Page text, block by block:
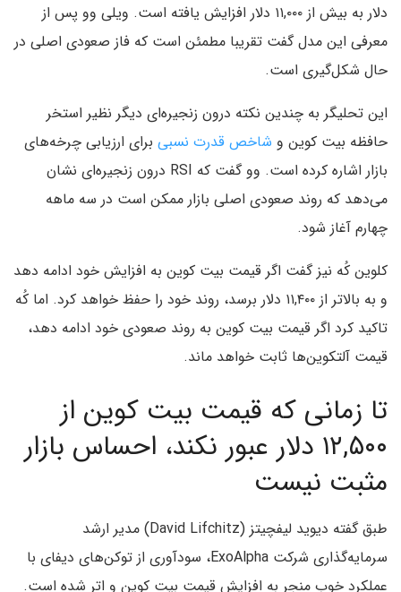
دلار به بیش از ۱۱,۰۰۰ دلار افزایش یافته است. ویلی وو پس از
معرفی این مدل گفت تقریبا مطمئن است که فاز صعودی اصلی در
حال شکل‌گیری است.
این تحلیگر به چندین نکته درون زنجیره‌ای دیگر نظیر استخر
حافظه بیت کو‌ین و شاخص قدرت نسبی برای ارزیابی چرخه‌های
بازار اشاره کرده است. وو گفت که RSI درون زنجیره‌ای نشان
می‌دهد که روند صعودی اصلی بازار ممکن است در سه ماهه
چهارم آغاز شود.
کلوین کُه نیز گفت اگر قیمت بیت کوین به افزایش خود ادامه دهد
و به بالاتر از ۱۱,۴۰۰ دلار برسد، روند خود را حفظ خواهد کرد. اما کُه
تاکید کرد اگر قیمت بیت کوین به روند صعودی خود ادامه دهد،
قیمت آلتکوین‌ها ثابت خواهد ماند.
تا زمانی که قیمت بیت کوین از
۱۲,۵۰۰ دلار عبور نکند، احساس بازار
مثبت نیست
طبق گفته دیوید لیفچیتز (David Lifchitz) مدیر ارشد
سرمایه‌گذاری شرکت ExoAlpha، سودآوری از توکن‌های دیفای با
عملکرد خوب منجر به افزایش قیمت بیت کوین و اتر شده است.